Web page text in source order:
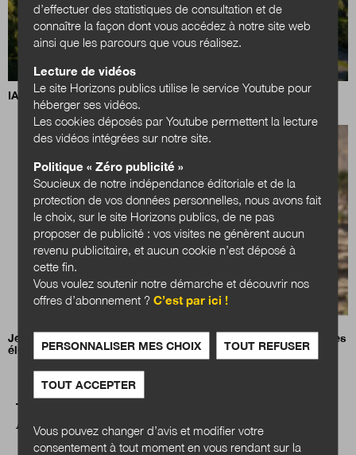
IA, data centers et territoires : quels choix pour demain ?
Jean-Charles Orsucci, président de l’Association nationale des
élus des littoraux (ANEL)
A LIRE AUSSI
d’effectuer des statistiques de consultation et de
connaître la façon dont vous accédez à notre site web
ainsi que les parcours que vous réalisez.
Lecture de vidéos
Le site Horizons publics utilise le service Youtube pour
héberger ses vidéos.
Les cookies déposés par Youtube permettent la lecture
des vidéos intégrées sur notre site.
Politique « Zéro publicité »
Soucieux de notre indépendance éditoriale et de la
protection de vos données personnelles, nous avons fait
le choix, sur le site Horizons publics, de ne pas
proposer de publicité : vos visites ne génèrent aucun
revenu publicitaire, et aucun cookie n’est déposé à
cette fin.
Vous voulez soutenir notre démarche et découvrir nos
offres d’abonnement ?C’est par ici !
PERSONNALISER MES CHOIX TOUT REFUSER
TOUT ACCEPTER
Vous pouvez changer d’avis et modifier votre
consentement à tout moment en vous rendant sur la